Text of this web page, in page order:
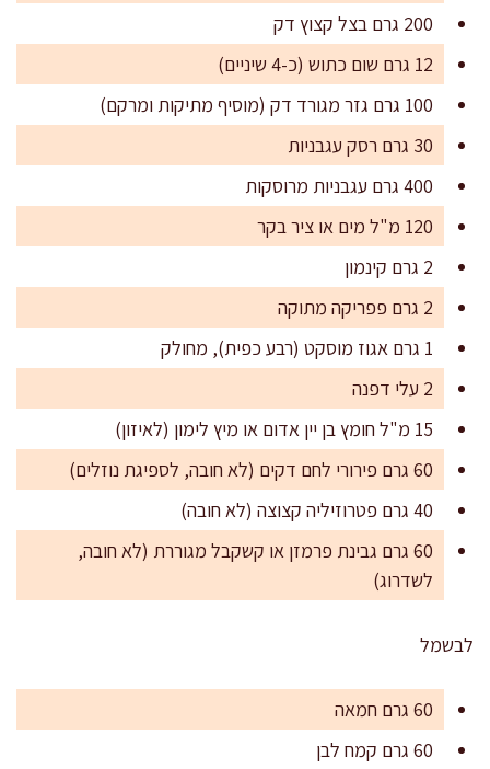
200 גרם בצל קצוץ דק
12 גרם שום כתוש (כ-4 שיניים)
100 גרם גזר מגורד דק (מוסיף מתיקות ומרקם)
30 גרם רסק עגבניות
400 גרם עגבניות מרוסקות
120 מ"ל מים או ציר בקר
2 גרם קינמון
2 גרם פפריקה מתוקה
1 גרם אגוז מוסקט (רבע כפית), מחולק
2 עלי דפנה
15 מ"ל חומץ בן יין אדום או מיץ לימון (לאיזון)
60 גרם פירורי לחם דקים (לא חובה, לספיגת נוזלים)
40 גרם פטרוזיליה קצוצה (לא חובה)
60 גרם גבינת פרמזן או קשקבל מגוררת (לא חובה,
לשדרוג)
לבשמל
60 גרם חמאה
60 גרם קמח לבן